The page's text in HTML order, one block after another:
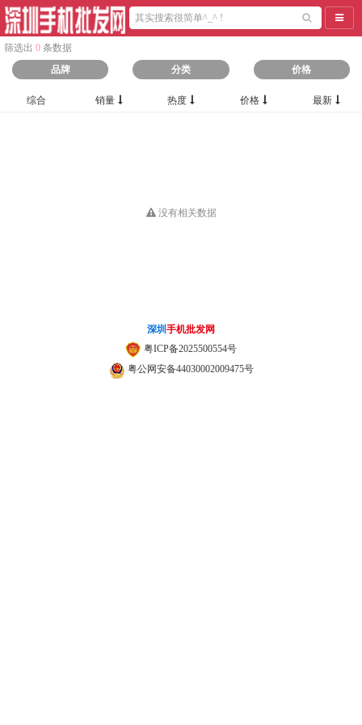
导航
筛选出 0 条数据
品牌
分类 价格
综合 销量 热度 价格 最新
没有相关数据
深圳 手机批发网
粤ICP备2025500554号
粤公网安备44030002009475号